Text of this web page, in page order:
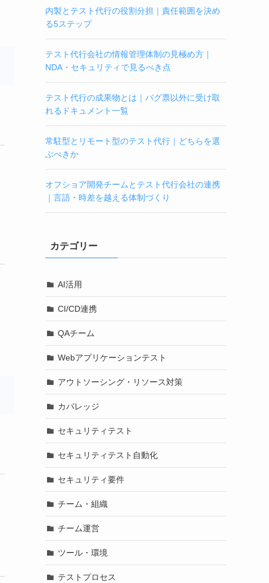
内製とテスト代行の役割分担｜責任範囲を決め
る5ステップ
テスト代行会社の情報管理体制の見極め方｜
NDA・セキュリティで見るべき点
テスト代行の成果物とは｜バグ票以外に受け取
れるドキュメント一覧
常駐型とリモート型のテスト代行｜どちらを選
ぶべきか
オフショア開発チームとテスト代行会社の連携
｜言語・時差を越える体制づくり
カテゴリー
AI活用
CI/CD連携
QAチーム
Webアプリケーションテスト
アウトソーシング・リソース対策
カバレッジ
セキュリティテスト
セキュリティテスト自動化
セキュリティ要件
チーム・組織
チーム運営
ツール・環境
テストプロセス